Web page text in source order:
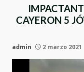
CAYERON 5
admin 2 marzo 2021